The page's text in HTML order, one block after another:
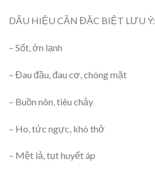
DẤU HIỆU CẦN ĐẶC BIỆT LƯU Ý:
– Sốt, ớn lạnh
– Đau đầu, đau cơ, chóng mặt
– Buồn nôn, tiêu chảy
– Ho, tức ngực, khó thở
– Mệt lả, tụt huyết áp